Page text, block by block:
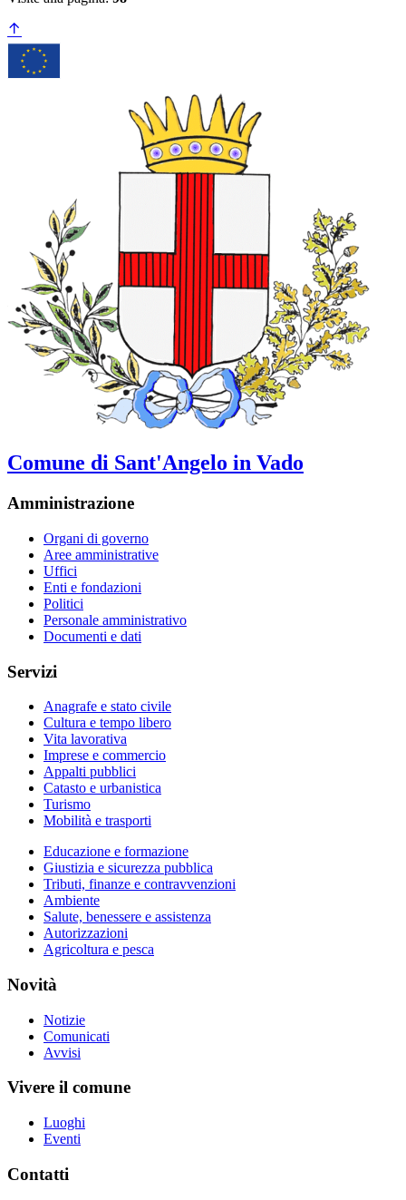
Comune di Sant'Angelo in Vado
Amministrazione
Organi di governo
Aree amministrative
Uffici
Enti e fondazioni
Politici
Personale amministrativo
Documenti e dati
Servizi
Anagrafe e stato civile
Cultura e tempo libero
Vita lavorativa
Imprese e commercio
Appalti pubblici
Catasto e urbanistica
Turismo
Mobilità e trasporti
Educazione e formazione
Giustizia e sicurezza pubblica
Tributi, finanze e contravvenzioni
Ambiente
Salute, benessere e assistenza
Autorizzazioni
Agricoltura e pesca
Novità
Notizie
Comunicati
Avvisi
Vivere il comune
Luoghi
Eventi
Contatti